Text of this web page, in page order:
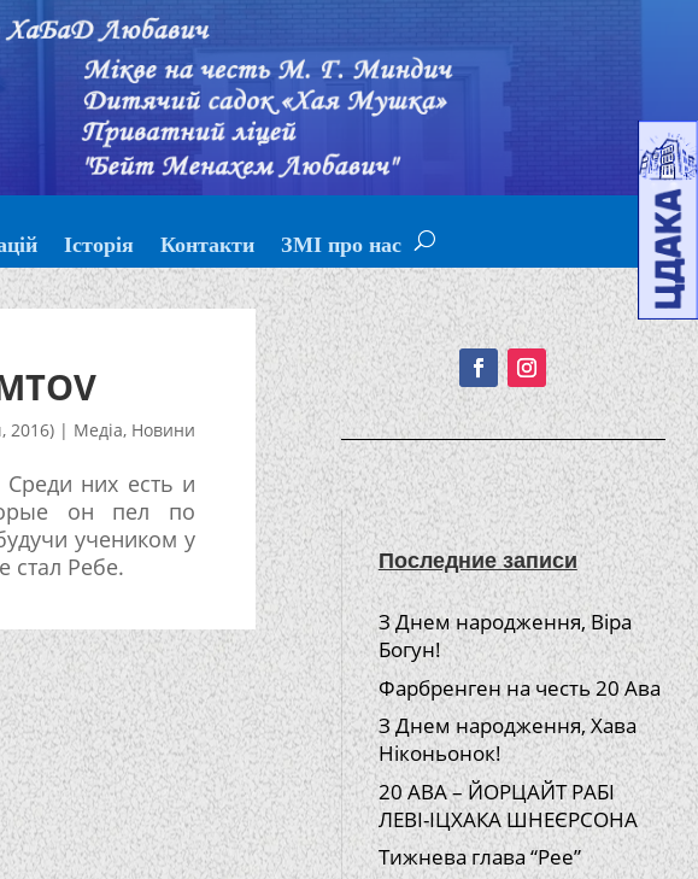
Історія Контакти ЗМІ про нас
2016)| Медіа, Новини
Среди них есть и
он пел по
учеником у
стал Ребе.
Подписывайтесь!
Последние записи
З Днем народження, Віра
Богун!
Фарбренген на честь 20 Ава
З Днем народження, Хава
Ніконьонок!
20 АВА – ЙОРЦАЙТ РАБІ
ЛЕВІ-ІЦХАКА ШНЕЄРСОНА
Тижнева глава “Рее”